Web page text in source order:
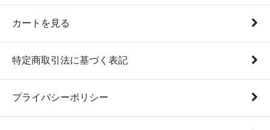
カートを見る
特定商取引法に基づく表記
プライバシーポリシー